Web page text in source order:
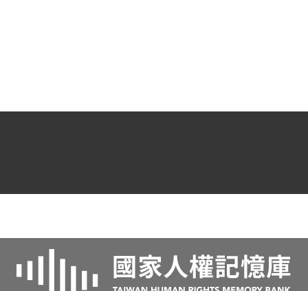
入人權活動，將許多當年好好保存下來的家